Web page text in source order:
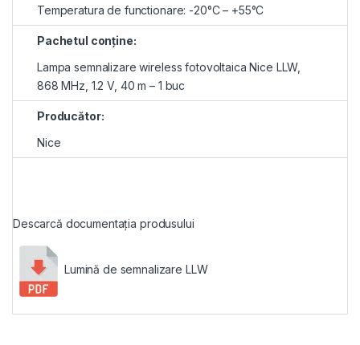
Temperatura de functionare: -20°C – +55°C
Pachetul conţine:
Lampa semnalizare wireless fotovoltaica Nice LLW,
868 MHz, 1.2 V, 40 m – 1 buc
Producător:
Nice
Descarcă documentația produsului
Lumină de semnalizare LLW